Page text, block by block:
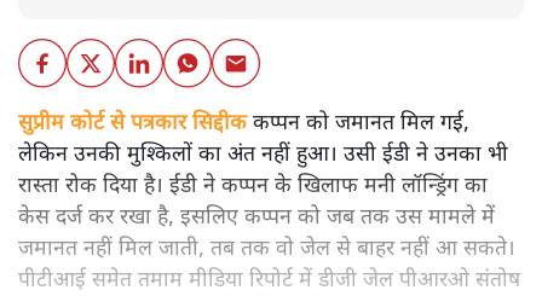
सुप्रीम कोर्ट से पत्रकार सिद्दीककप्पन को जमानत मिल गई,
लेकिन उनकी मुश्किलों का अंत नहीं हुआ। उसी ईडी ने उनका भी
रास्ता रोक दिया है। ईडी ने कप्पन के खिलाफ मनी लॉन्ड्रिंग का
केस दर्ज कर रखा है, इसलिए कप्पन को जब तक उस मामले में
जमानत नहीं मिल जाती, तब तक वो जेल से बाहर नहीं आ सकते।
पीटीआई समेत तमाम मीडिया रिपोर्ट में डीजी जेल पीआरओ संतोष